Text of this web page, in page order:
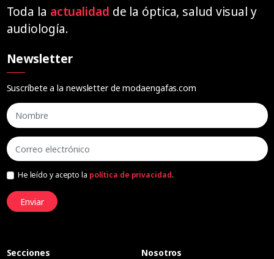
Toda la actualidad de la óptica, salud visual y
audiología.
Newsletter
Suscríbete a la newsletter de modaengafas.com
He leído y acepto la política de privacidad.
Enviar
Secciones Nosotros